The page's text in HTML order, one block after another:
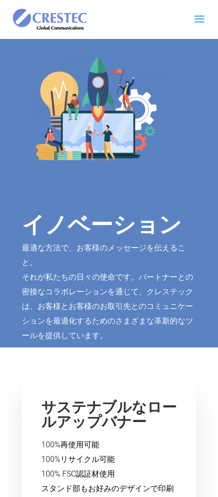
イノベーション
最適な方法で、お客様のメッセージを伝えるこ
と。
それが私たちの日々の使命です。パートナーとの
密接なコラボレーションを通じて、クレステック
は、お客様とお客様のお取引先とのコミュニケー
ションを最適化するためのさまざまな革新的なツ
ールを提供しています。
サステナブルなロー
ルアップバナー
100%再使用可能
100%リサイクル可能
100% FSC認証材使用
スタンド部もお好みのデザインで印刷